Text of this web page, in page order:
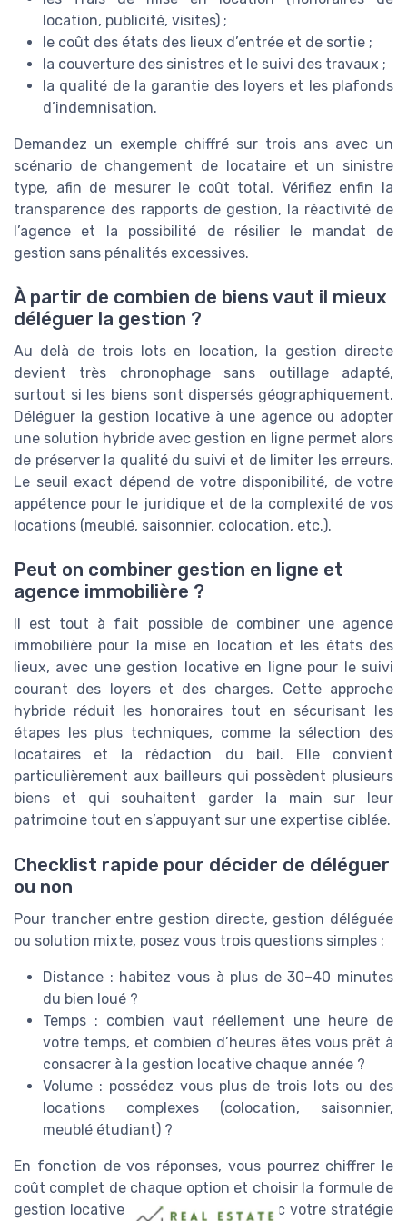
location, publicité, visites) ;
le coût des états des lieux d’entrée et de sortie ;
la couverture des sinistres et le suivi des travaux ;
la qualité de la garantie des loyers et les plafonds
d’indemnisation.
Demandez un exemple chiffré sur trois ans avec un
scénario de changement de locataire et un sinistre
type, afin de mesurer le coût total. Vérifiez enfin la
transparence des rapports de gestion, la réactivité de
l’agence et la possibilité de résilier le mandat de
gestion sans pénalités excessives.
À partir de combien de biens vaut il mieux
déléguer la gestion ?
Au delà de trois lots en location, la gestion directe
devient très chronophage sans outillage adapté,
surtout si les biens sont dispersés géographiquement.
Déléguer la gestion locative à une agence ou adopter
une solution hybride avec gestion en ligne permet alors
de préserver la qualité du suivi et de limiter les erreurs.
Le seuil exact dépend de votre disponibilité, de votre
appétence pour le juridique et de la complexité de vos
locations (meublé, saisonnier, colocation, etc.).
Peut on combiner gestion en ligne et
agence immobilière ?
Il est tout à fait possible de combiner une agence
immobilière pour la mise en location et les états des
lieux, avec une gestion locative en ligne pour le suivi
courant des loyers et des charges. Cette approche
hybride réduit les honoraires tout en sécurisant les
étapes les plus techniques, comme la sélection des
locataires et la rédaction du bail. Elle convient
particulièrement aux bailleurs qui possèdent plusieurs
biens et qui souhaitent garder la main sur leur
patrimoine tout en s’appuyant sur une expertise ciblée.
Checklist rapide pour décider de déléguer
ou non
Pour trancher entre gestion directe, gestion déléguée
ou solution mixte, posez vous trois questions simples :
Distance : habitez vous à plus de 30–40 minutes
du bien loué ?
Temps : combien vaut réellement une heure de
votre temps, et combien d’heures êtes vous prêt à
consacrer à la gestion locative chaque année ?
Volume : possédez vous plus de trois lots ou des
locations complexes (colocation, saisonnier,
meublé étudiant) ?
En fonction de vos réponses, vous pourrez chiffrer le
coût complet de chaque option et choisir la formule de
gestion locative la plus cohérente avec votre stratégie